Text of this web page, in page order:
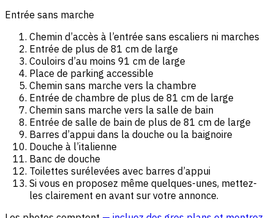
Entrée sans marche
Chemin d’accès à l’entrée sans escaliers ni marches
Entrée de plus de 81 cm de large
Couloirs d’au moins 91 cm de large
Place de parking accessible
Chemin sans marche vers la chambre
Entrée de chambre de plus de 81 cm de large
Chemin sans marche vers la salle de bain
Entrée de salle de bain de plus de 81 cm de large
Barres d’appui dans la douche ou la baignoire
Douche à l’italienne
Banc de douche
Toilettes surélevées avec barres d’appui
Si vous en proposez même quelques-unes, mettez-
les clairement en avant sur votre annonce.